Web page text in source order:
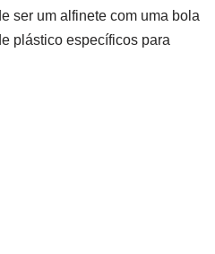
ser um alfinete com uma bola
plástico específicos para